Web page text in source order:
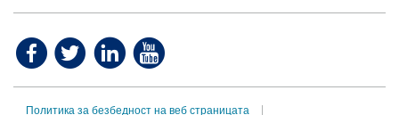
Политика за безбедност на веб страницата